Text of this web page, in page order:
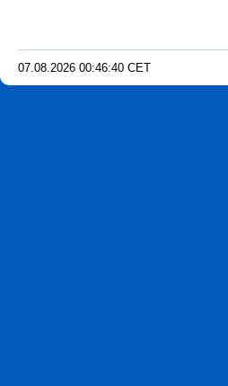
07.08.2026 00:46:41 CET